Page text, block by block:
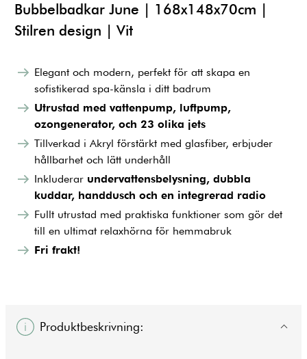
Bubbelbadkar June | 168x148x70cm |
Stilren design | Vit
Elegant och modern, perfekt för att skapa en
sofistikerad spa-känsla i ditt badrum
Utrustad med vattenpump, luftpump,
ozongenerator, och 23 olika jets
Tillverkad i Akryl förstärkt med glasfiber, erbjuder
hållbarhet och lätt underhåll
Inkluderar undervattensbelysning, dubbla
kuddar, handdusch och en integrerad radio
Fullt utrustad med praktiska funktioner som gör det
till en ultimat relaxhörna för hemmabruk
Fri frakt!
Produktbeskrivning: